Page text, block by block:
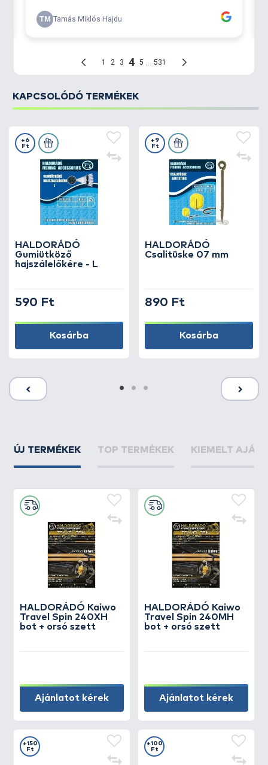
KAPCSOLÓDÓ TERMÉKEK
HALDORÁDÓ
Gumiütköző
hajszálelőkére - L
+6
Ft
590 Ft
Kosárba
HALDORÁDÓ
Csalitüske 07 mm
+9
Ft
890 Ft
Kosárba
ÚJ TERMÉKEK TOP TERMÉKEK KIEMELT
HALDORÁDÓ Kaiwo
Travel Spin 240XH
bot + orsó szett
Ajánlatot kérek
HALDORÁDÓ Kaiwo
Travel Spin 240MH
bot + orsó szett
Ajánlatot kérek
+150
Ft
+100
Ft